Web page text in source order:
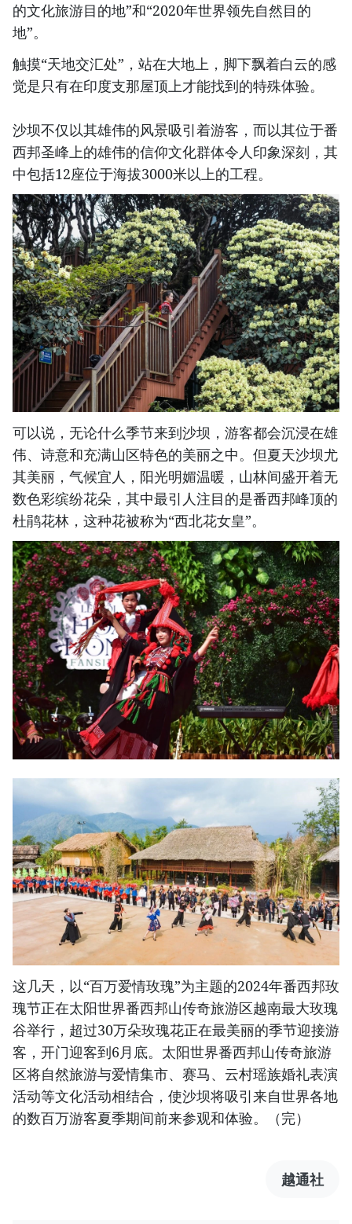
的文化旅游目的地”和“2020年世界领先自然目的
地”。
触摸“天地交汇处”，站在大地上，脚下飘着白云的感
觉是只有在印度支那屋顶上才能找到的特殊体验。
沙坝不仅以其雄伟的风景吸引着游客，而以其位于番
西邦圣峰上的雄伟的信仰文化群体令人印象深刻，其
中包括12座位于海拔3000米以上的工程。
可以说，无论什么季节来到沙坝，游客都会沉浸在雄
伟、诗意和充满山区特色的美丽之中。但夏天沙坝尤
其美丽，气候宜人，阳光明媚温暖，山林间盛开着无
数色彩缤纷花朵，其中最引人注目的是番西邦峰顶的
杜鹃花林，这种花被称为“西北花女皇”。
这几天，以“百万爱情玫瑰”为主题的2024年番西邦玫
瑰节正在太阳世界番西邦山传奇旅游区越南最大玫瑰
谷举行，超过30万朵玫瑰花正在最美丽的季节迎接游
客，开门迎客到6月底。太阳世界番西邦山传奇旅游
区将自然旅游与爱情集市、赛马、云村瑶族婚礼表演
活动等文化活动相结合，使沙坝将吸引来自世界各地
的数百万游客夏季期间前来参观和体验。（完）
越通社